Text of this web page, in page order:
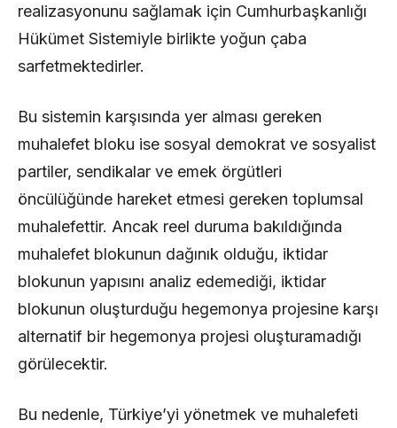
realizasyonunu sağlamak için Cumhurbaşkanlığı
Hükümet Sistemiyle birlikte yoğun çaba
sarfetmektedirler.
Bu sistemin karşısında yer alması gereken
muhalefet bloku ise sosyal demokrat ve sosyalist
partiler, sendikalar ve emek örgütleri
öncülüğünde hareket etmesi gereken toplumsal
muhalefettir. Ancak reel duruma bakıldığında
muhalefet blokunun dağınık olduğu, iktidar
blokunun yapısını analiz edemediği, iktidar
blokunun oluşturduğu hegemonya projesine karşı
alternatif bir hegemonya projesi oluşturamadığı
görülecektir.
Bu nedenle, Türkiye’yi yönetmek ve muhalefeti